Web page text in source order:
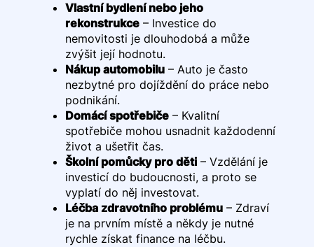
Vlastní bydlení nebo jeho
rekonstrukce– Investice do
nemovitosti je dlouhodobá a může
zvýšit její hodnotu.
Nákup automobilu– Auto je často
nezbytné pro dojíždění do práce nebo
podnikání.
Domácí spotřebiče– Kvalitní
spotřebiče mohou usnadnit každodenní
život a ušetřit čas.
Školní pomůcky pro děti– Vzdělání je
investicí do budoucnosti, a proto se
vyplatí do něj investovat.
Léčba zdravotního problému– Zdraví
je na prvním místě a někdy je nutné
rychle získat finance na léčbu.